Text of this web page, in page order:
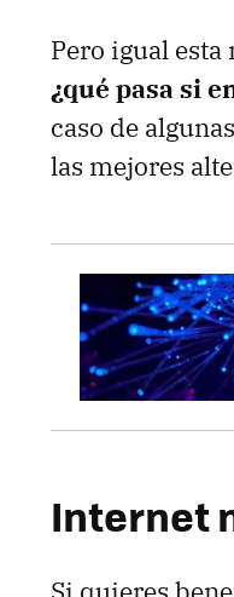
Pero igual
¿qué pasa si
caso de
las mejores
Internet